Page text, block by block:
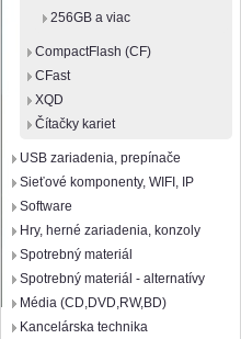
256GB a viac
CompactFlash (CF)
CFast
XQD
Čítačky kariet
USB zariadenia, prepínače
Sieťové komponenty, WIFI, IP
Software
Hry, herné zariadenia, konzoly
Spotrebný materiál
Spotrebný materiál - alternatívy
Média (CD,DVD,RW,BD)
Kancelárska technika